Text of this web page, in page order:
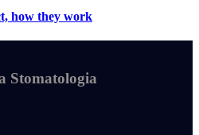
how they work
Stomatologia